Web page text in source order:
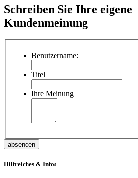
Schreiben Sie Ihre eigene
Kundenmeinung
Benutzername:
Titel
Ihre Meinung
absenden
Hilfreiches & Infos